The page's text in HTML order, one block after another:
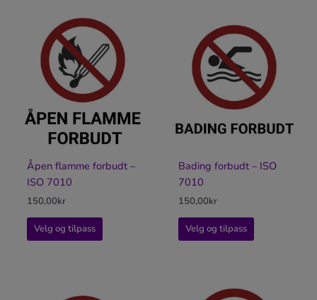
Åpen flamme forbudt –
ISO 7010
150,00kr
Velg og tilpass
Bading forbudt – ISO
7010
150,00kr
Velg og tilpass